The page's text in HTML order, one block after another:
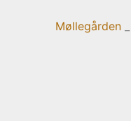
Møllegården